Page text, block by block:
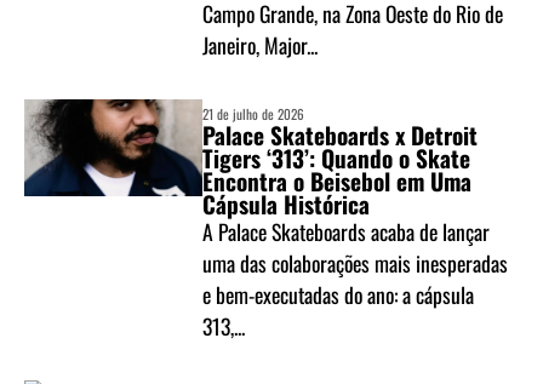
Campo Grande, na Zona Oeste do Rio de
Janeiro, Major...
21 de julho de 2026
Palace Skateboards x Detroit
Tigers ‘313’: Quando o Skate
Encontra o Beisebol em Uma
Cápsula Histórica
A Palace Skateboards acaba de lançar
uma das colaborações mais inesperadas
e bem-executadas do ano: a cápsula
313,...